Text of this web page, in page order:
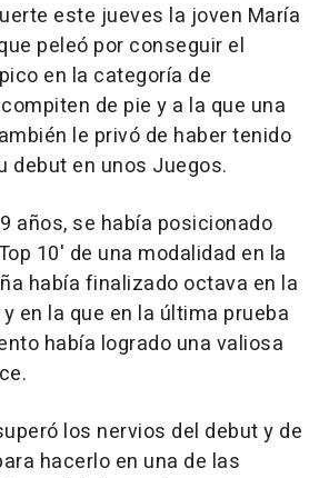
este jueves la joven María
peleó por conseguir el
en la categoría de
de pie y a la que una
le privó de haber tenido
debut en unos Juegos.
años, se había posicionado
10' de una modalidad en la
había finalizado octava en la
en la que en la última prueba
había logrado una valiosa
los nervios del debut y de
hacerlo en una de las